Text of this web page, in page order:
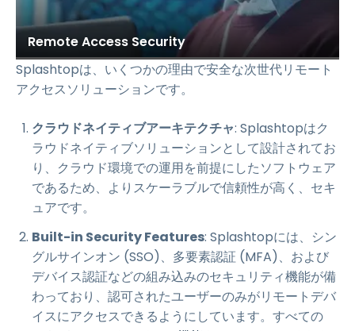
Remote Access Security
Splashtopは、いくつかの理由で安全な次世代リモート
アクセスソリューションです。
クラウドネイティブアーキテクチャ: Splashtopはク
ラウドネイティブソリューションとして設計されてお
り、クラウド環境での運用を前提にしたソフトウェア
であるため、よりスケーラブルで信頼性が高く、セキ
ュアです。
Built-in Security Features: Splashtopには、シン
グルサインオン (SSO)、多要素認証 (MFA)、および
デバイス認証などの組み込みのセキュリティ機能が備
わっており、認可されたユーザーのみがリモートデバ
イスにアクセスできるようにしています。すべての